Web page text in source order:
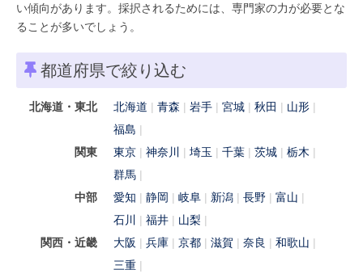
い傾向があります。採択されるためには、専門家の力が必要とな
ることが多いでしょう。
都道府県で絞り込む
北海道・東北 北海道 青森 岩手 宮城 秋田
山形
福島
関東
東京 神奈川 埼玉 千葉 茨城
栃木
群馬
中部
愛知 静岡 岐阜 新潟 長野
富山
石川
福井
山梨
関西・近畿
大阪 兵庫 京都 滋賀 奈良
和歌山
三重